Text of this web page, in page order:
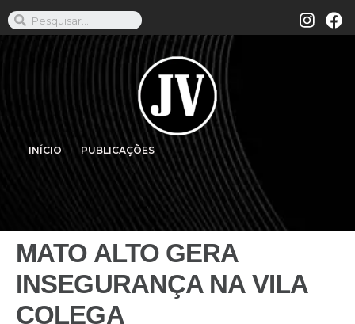
INÍCIO PUBLICAÇÕES
MATO ALTO GERA
INSEGURANÇA NA VILA
COLEGA